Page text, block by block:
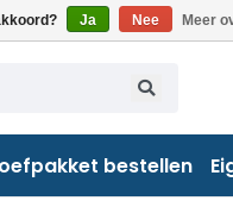
Ja Nee Meer
bestellen